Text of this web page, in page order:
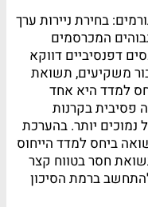
בחירת ניירות ערך
המכרסמים
דפנסיביים דווקא
משקיעים, תשואת
למדד היא אחד
פסיבית בקרנות
נמוכים יותר. בהערכת
ביחס למדד הייחוס
חסר בטווח קצר
ברמת הסיכון